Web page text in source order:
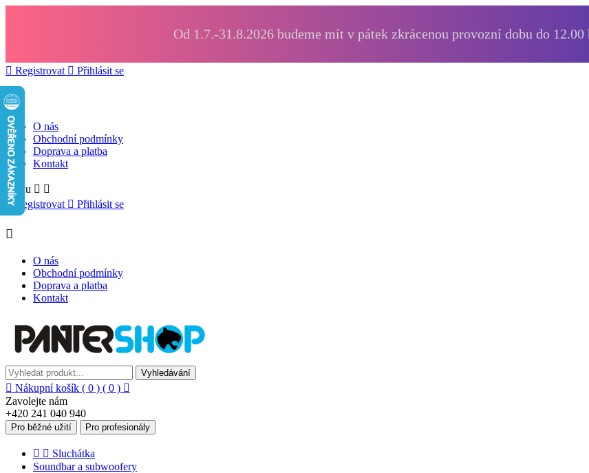
Od 1.7.-31.8.2026 budeme mít v pátek zkrácenou provozní dobu do
 Registrovat  Přihlásit se

O nás
Obchodní podmínky
Doprava a platba
Kontakt
Menu  

Registrovat  Přihlásit se

O nás
Obchodní podmínky
Doprava a platba
Kontakt
Vyhledávání
 Nákupní košík ( 0 ) ( 0 ) 
Zavolejte nám
+420 241 040 940
Pro běžné užití Pro profesionály
  Sluchátka
Soundbar a subwoofery